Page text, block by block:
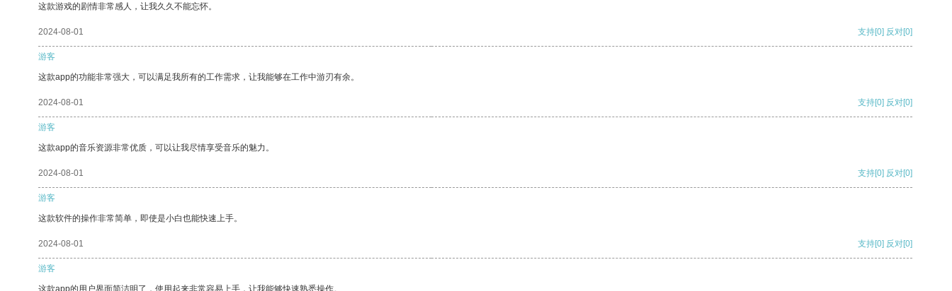
这款游戏的剧情非常感人，让我久久不能忘怀。
2024-08-01 支持[0] 反对[0]
游客
这款app的功能非常强大，可以满足我所有的工作需求，让我能够在工作中游刃有余。
2024-08-01 支持[0] 反对[0]
游客
这款app的音乐资源非常优质，可以让我尽情享受音乐的魅力。
2024-08-01 支持[0] 反对[0]
游客
这款软件的操作非常简单，即使是小白也能快速上手。
2024-08-01 支持[0] 反对[0]
游客
这款app的用户界面简洁明了，使用起来非常容易上手，让我能够快速熟悉操作。